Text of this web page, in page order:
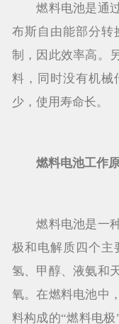
燃料电池是通过
布斯自由能部分转
制，因此效率高。
料，同时没有机械
少，使用寿命长。
燃料电池工作
燃料电池是一种
极和电解质四个主
氢、甲醇、液氨和
氧。在燃料电池中
料构成的“燃料电